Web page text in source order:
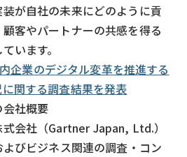
が自社の未来にどのように貢
客やパートナーの共感を得る
います。
企業のデジタル変革を推進する
関する調査結果を発表
社概要
会社（Gartner Japan, Ltd.）
びビジネス関連の調査・コン